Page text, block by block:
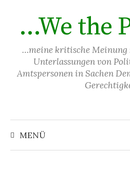
Inhalt
…We the
…meine kritische Meinung
Unterlassungen von
Amtspersonen in Sachen
MENÜ